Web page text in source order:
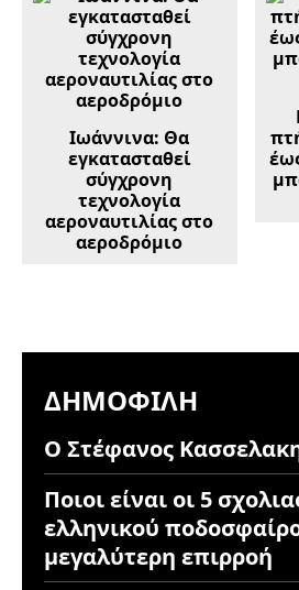
Ιωάννινα: Θα
εγκατασταθεί
σύγχρονη
τεχνολογία
αεροναυτιλίας στο
αεροδρόμιο
ΔΗΜΟΦΙΛΉ
Ο Στέφανος
Ποιοι είναι οι 5
ελληνικού
μεγαλύτερη επιρροή